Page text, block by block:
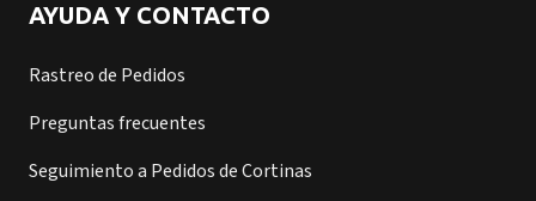
AYUDA Y CONTACTO
Rastreo de Pedidos
Preguntas frecuentes
Seguimiento a Pedidos de Cortinas